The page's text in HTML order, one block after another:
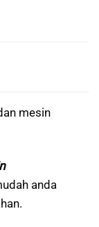
mesin
anda